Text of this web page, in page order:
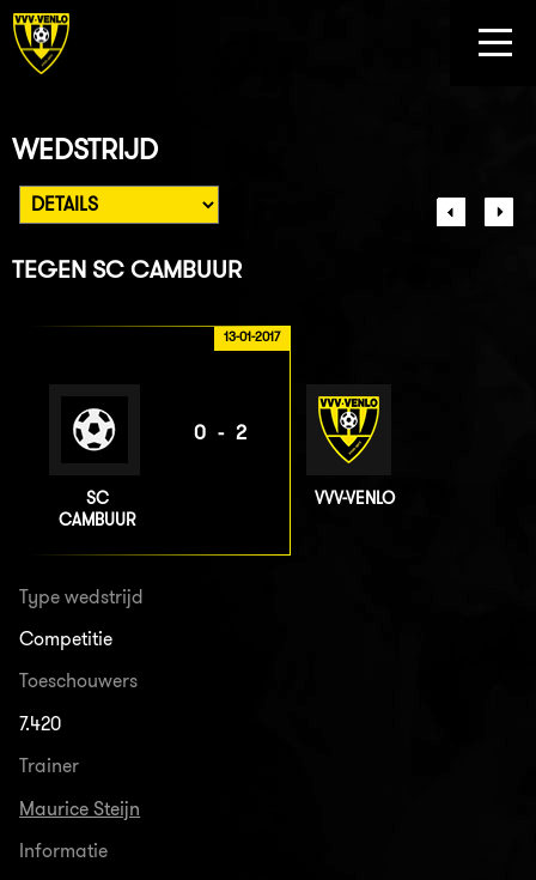
WEDSTRIJD
TEGEN SC CAMBUUR
13-01-2017
SC
CAMBUUR
0-2
VVV-VENLO
Type wedstrijd
Competitie
Toeschouwers
7.420
Trainer
Maurice Steijn
Informatie